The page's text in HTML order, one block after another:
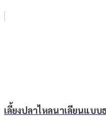
เลี้ยงปลาไหลนาเลียนแบบ